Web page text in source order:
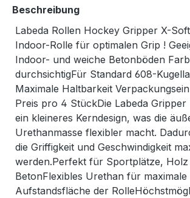
Beschreibung
Labeda Rollen Hockey Gripper X-
Indoor-Rolle für optimalen Grip !
Indoor- und weiche Betonböden
durchsichtigFür Standard 608-
Maximale Haltbarkeit
Preis pro 4 StückDie Labeda Gripper
ein kleineres Kerndesign, was die
Urethanmasse flexibler macht.
die Griffigkeit und Geschwindigkeit
werden.Perfekt für Sportplätze,
BetonFlexibles Urethan für maximale
Aufstandsfläche der